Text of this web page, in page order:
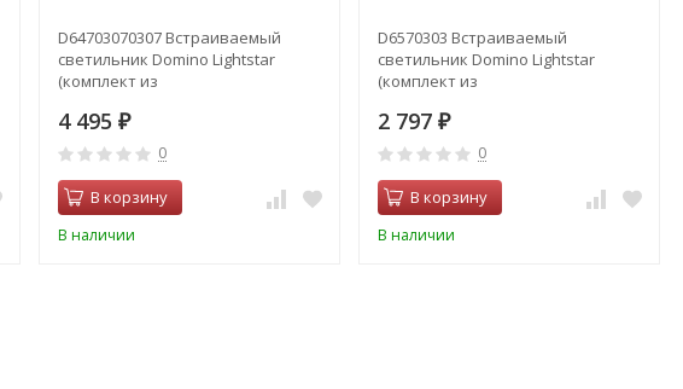
D64703070307 Встраиваемый
светильник Domino Lightstar
(комплект из
4 495 ₽
0
В корзину
В наличии
D6570303 Встраиваемый
светильник Domino Lightstar
(комплект из
2 797 ₽
0
В корзину
В наличии